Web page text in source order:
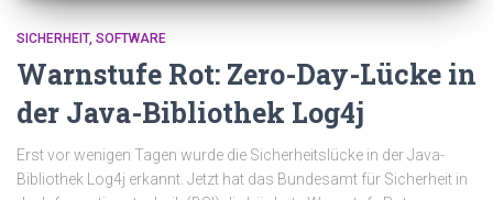
SICHERHEIT SOFTWARE
Warnstufe Rot: Zero-Day-Lücke in
der Java-Bibliothek Log4j
Erst vor wenigen Tagen wurde die Sicherheitslücke in der Java-
Bibliothek Log4j erkannt. Jetzt hat das Bundesamt für Sicherheit in